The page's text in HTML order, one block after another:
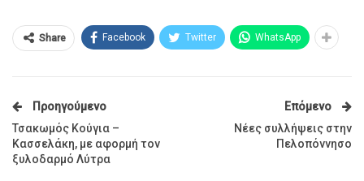
Share Facebook Twitter WhatsApp
Προηγούμενο
Τσακωμός Κούγια –
Κασσελάκη, με αφορμή τον
ξυλοδαρμό Λύτρα
Επόμενο
Νέες συλλήψεις στην
Πελοπόννησο